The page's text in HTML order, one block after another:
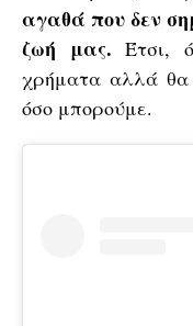
αγαθά που δεν
ζωή μας. Έτσι,
χρήματα αλλά θα
όσο μπορούμε.